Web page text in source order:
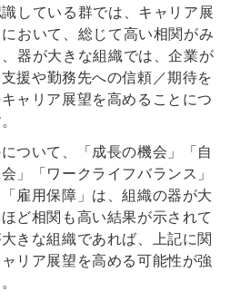
している群では、キャリア展
おいて、総じて高い相関がみ
器が大きな組織では、企業が
援や勤務先への信頼／期待を
ャリア展望を高める ことにつ
ついて、「成長の機会」「自
」「ワークライフバランス」
雇用保障」は、組織の器が大
ど相関も高い結果が示されて
きな組織であれば、上記に関
リア展望を高める可能性が強